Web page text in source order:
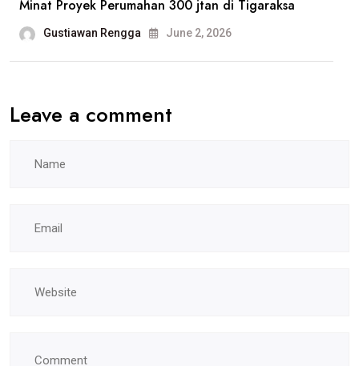
Minat Proyek Perumahan 300 jtan di Tigaraksa
Gustiawan Rengga June 2, 2026
Leave a comment